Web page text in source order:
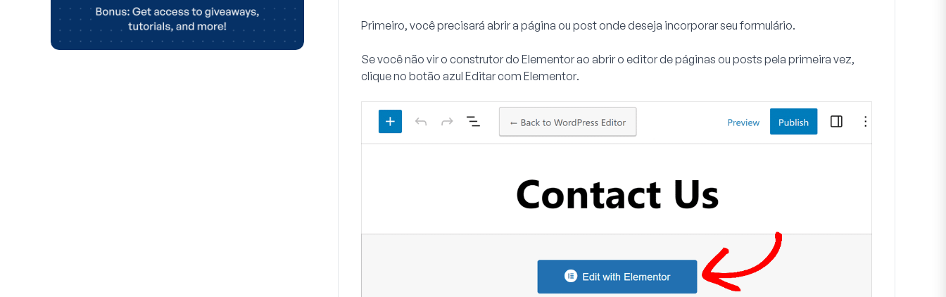
Primeiro, você precisará abrir a página ou post onde deseja incorporar seu formulário.
Se você não vir o construtor do Elementor ao abrir o editor de páginas ou posts pela primeira vez,
clique no botão azul Editar com Elementor.